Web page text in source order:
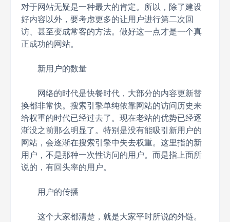
对于网站无疑是一种最大的肯定。所以，除了建设
好内容以外，要考虑更多的让用户进行第二次回
访、甚至变成常客的方法。做好这一点才是一个真
正成功的网站。
新用户的数量
网络的时代是快餐时代，大部分的内容更新替
换都非常快。搜索引擎单纯依靠网站的访问历史来
给权重的时代已经过去了。现在老站的优势已经逐
渐没之前那么明显了。特别是没有能吸引新用户的
网站，会逐渐在搜索引擎中失去权重。这里指的新
用户，不是那种一次性访问的用户。而是指上面所
说的，有回头率的用户。
用户的传播
这个大家都清楚，就是大家平时所说的外链。